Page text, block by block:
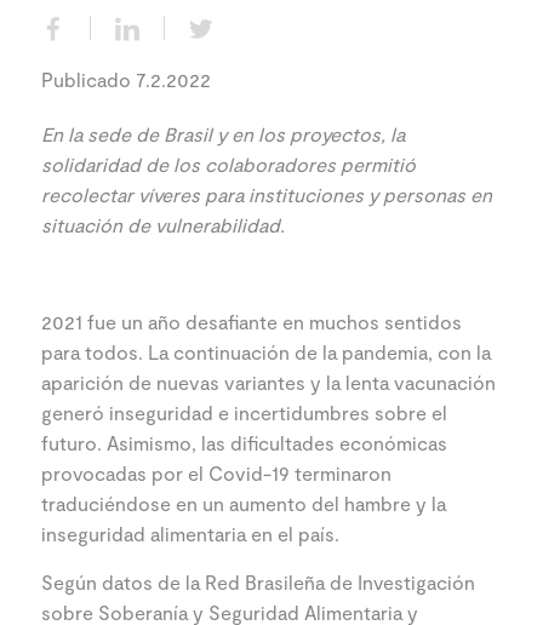
Publicado 7.2.2022
En la sede de Brasil y en los proyectos, la
solidaridad de los colaboradores permitió
recolectar víveres para instituciones y personas en
situación de vulnerabilidad.
2021 fue un año desafiante en muchos sentidos
para todos. La continuación de la pandemia, con la
aparición de nuevas variantes y la lenta vacunación
generó inseguridad e incertidumbres sobre el
futuro. Asimismo, las dificultades económicas
provocadas por el Covid-19 terminaron
traduciéndose en un aumento del hambre y la
inseguridad alimentaria en el país.
Según datos de la Red Brasileña de Investigación
sobre Soberanía y Seguridad Alimentaria y